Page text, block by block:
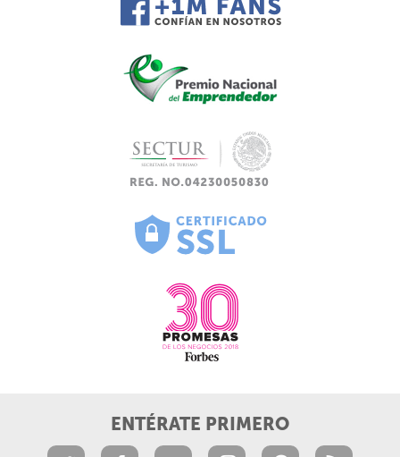
ENTÉRATE PRIMERO